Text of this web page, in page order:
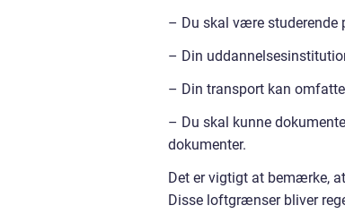
– Du skal være studerende
– Din
– Din transport kan
– Du skal kunne
dokumenter.
Det er vigtigt at bemærke,
Disse loftgrænser bliver